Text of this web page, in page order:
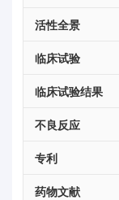
活性全景
临床试验
临床试验结果
不良反应
专利
药物文献